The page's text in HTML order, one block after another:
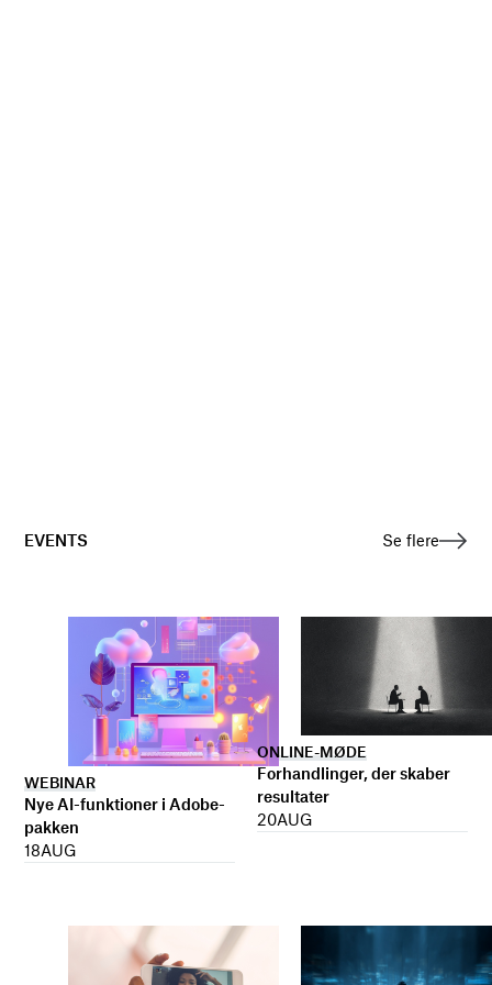
EVENTS Se flere
WEBINAR
Nye AI-funktioner i Adobe-
pakken
18AUG
ONLINE-MØDE
Forhandlinger, der skaber
resultater
20AUG